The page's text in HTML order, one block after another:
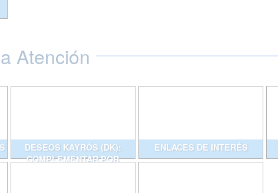
Atención
DESEOS KAYRÓS (DK):
COMPLEMENTAR POR
ENLACES DE INTERÉS